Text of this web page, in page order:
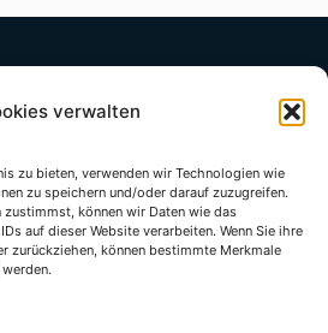
verwalten
zu bieten, verwenden wir Technologien wie
zu speichern und/oder darauf zuzugreifen.
zustimmst, können wir Daten wie das
auf dieser Website verarbeiten. Wenn Sie ihre
zurückziehen, können bestimmte Merkmale
Datenschutzerklärung
Richtlinie (EU)